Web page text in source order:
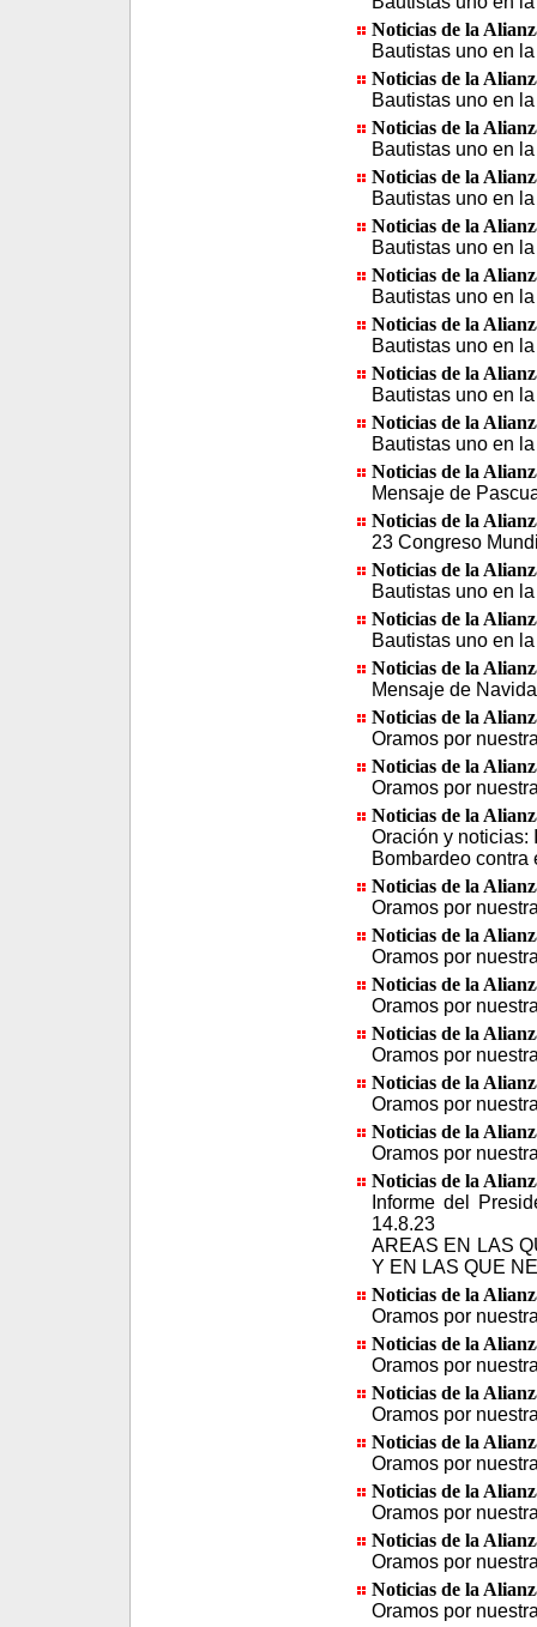
Noticias de la
Bautistas uno en
Noticias de la
Bautistas uno en
Noticias de la
Bautistas uno en
Noticias de la
Bautistas uno en
Noticias de la
Bautistas uno en
Noticias de la
Bautistas uno en
Noticias de la
Bautistas uno en
Noticias de la
Bautistas uno en
Noticias de la
Bautistas uno en
Noticias de la
Mensaje de
Noticias de la
23 Congreso
Noticias de la
Bautistas uno en
Noticias de la
Bautistas uno en
Noticias de la
Mensaje de
Noticias de la
Oramos por
Noticias de la
Oramos por
Noticias de la
Oración y noticias:
Bombardeo
Noticias de la
Oramos por
Noticias de la
Oramos por
Noticias de la
Oramos por
Noticias de la
Oramos por
Noticias de la
Oramos por
Noticias de la
Oramos por
Noticias de la
Informe del
14.8.23
AREAS EN LAS
Y EN LAS QUE
Noticias de la
Oramos por
Noticias de la
Oramos por
Noticias de la
Oramos por
Noticias de la
Oramos por
Noticias de la
Oramos por
Noticias de la
Oramos por
Noticias de la
Oramos por